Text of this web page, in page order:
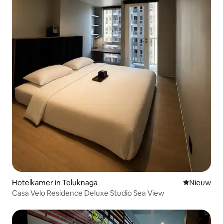
Hotelkamer in Teluknaga Nieuwe
Nieuw
Casa Velo Residence Deluxe Studio Sea View